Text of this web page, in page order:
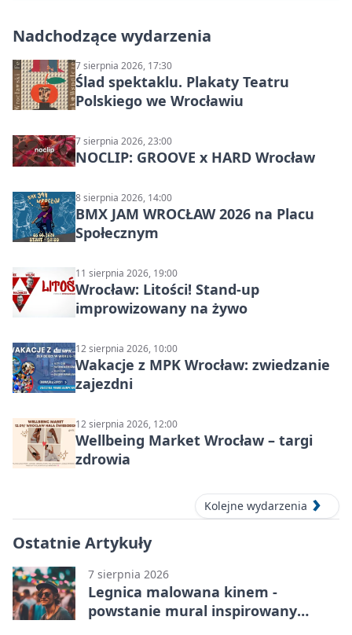
Nadchodzące wydarzenia
7 sierpnia 2026, 17:30
Ślad spektaklu. Plakaty Teatru
Polskiego we Wrocławiu
7 sierpnia 2026, 23:00
NOCLIP: GROOVE x HARD Wrocław
8 sierpnia 2026, 14:00
BMX JAM WROCŁAW 2026 na Placu
Społecznym
11 sierpnia 2026, 19:00
Wrocław: Litości! Stand-up
improwizowany na żywo
12 sierpnia 2026, 10:00
Wakacje z MPK Wrocław: zwiedzanie
zajezdni
12 sierpnia 2026, 12:00
Wellbeing Market Wrocław – targi
zdrowia
Kolejne wydarzenia
Ostatnie Artykuły
7 sierpnia 2026
Legnica malowana kinem -
powstanie mural inspirowany